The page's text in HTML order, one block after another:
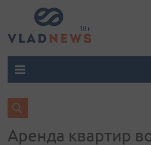
Аренда квартир